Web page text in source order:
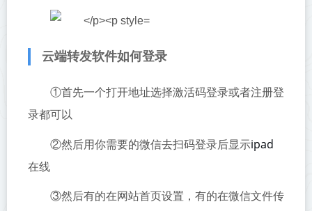
云端转发软件如何登录
①首先一个打开地址选择激活码登录或者注册登
录都可以
②然后用你需要的微信去扫码登录后显示ipad
在线
③然后有的在网站首页设置，有的在微信文件传